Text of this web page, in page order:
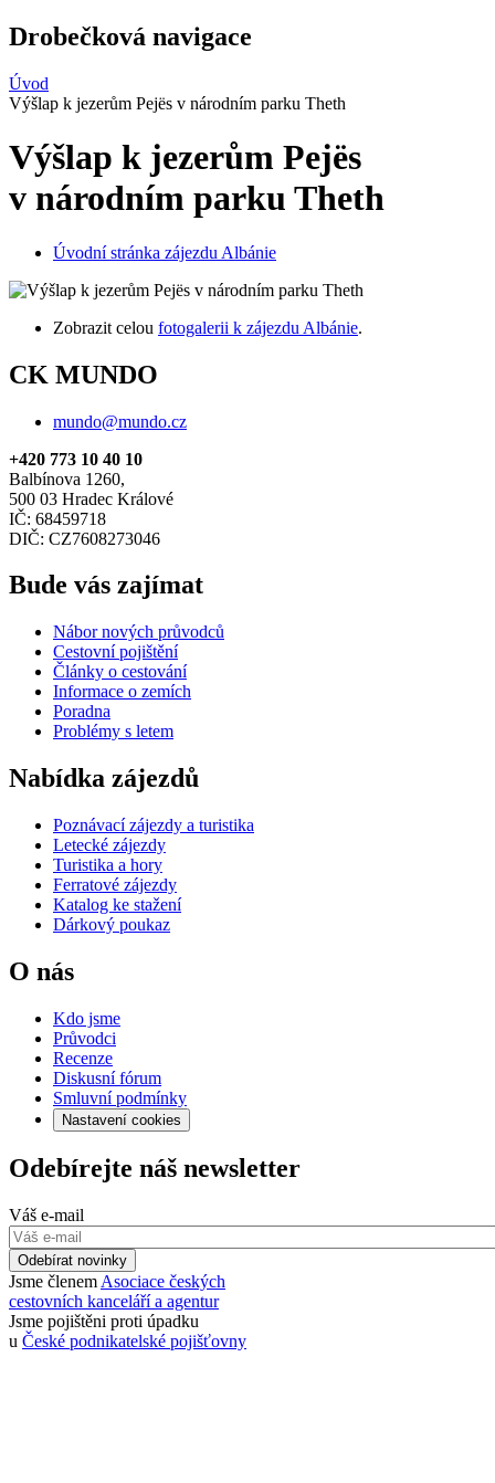
Drobečková navigace
Úvod
Výšlap k jezerům Pejës v národním parku Theth
Výšlap k jezerům Pejës
v národním parku Theth
Úvodní stránka zájezdu Albánie
Zobrazit celou fotogalerii k zájezdu Albánie.
CK MUNDO
mundo@mundo.cz
+420 773 10 40 10
Balbínova 1260,
500 03 Hradec Králové
IČ: 68459718
DIČ: CZ7608273046
Bude vás zajímat
Nábor nových průvodců
Cestovní pojištění
Články o cestování
Informace o zemích
Poradna
Problémy s letem
Nabídka zájezdů
Poznávací zájezdy a turistika
Letecké zájezdy
Turistika a hory
Ferratové zájezdy
Katalog ke stažení
Dárkový poukaz
O nás
Kdo jsme
Průvodci
Recenze
Diskusní fórum
Smluvní podmínky
Nastavení cookies
Odebírejte náš newsletter
Váš e-mail
Odebírat novinky
Jsme členem Asociace českých
cestovních kanceláří a agentur
Jsme pojištěni proti úpadku
u České podnikatelské pojišťovny